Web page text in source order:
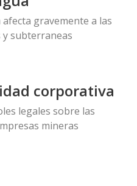
gravemente a las
y subterraneas
corporativa
legales sobre las
mineras